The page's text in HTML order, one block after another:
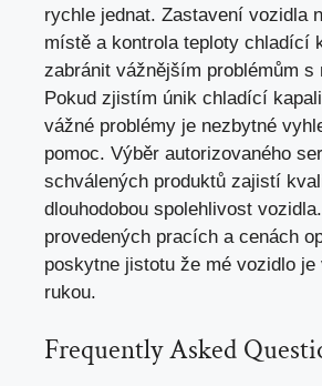
rychle jednat. Zastavení vozidla
místě a kontrola teploty chladící
zabránit vážnějším problémům s
Pokud zjistím únik chladící
vážné problémy je nezbytné
pomoc. Výběr autorizovaného
schválených produktů zajistí
dlouhodobou spolehlivost
provedených pracích a cenách
poskytne jistotu že mé vozidlo je
rukou.
Frequently Asked